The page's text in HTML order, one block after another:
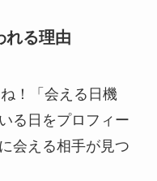
れる理由
！「会える日機
る日をプロフィー
会える相手が見つ